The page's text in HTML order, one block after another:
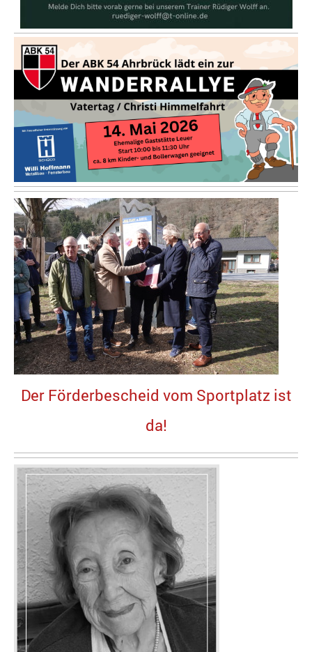
Der Förderbescheid vom Sportplatz ist
da!